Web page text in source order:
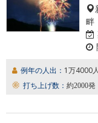
畔
例年の人出： 1万4000人
打ち上げ数： 約2000発